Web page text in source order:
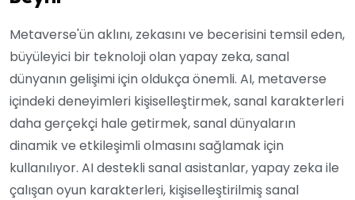
Metaverse'ün aklını, zekasını ve becerisini temsil eden,
büyüleyici bir teknoloji olan yapay zeka, sanal
dünyanın gelişimi için oldukça önemli. AI, metaverse
içindeki deneyimleri kişiselleştirmek, sanal karakterleri
daha gerçekçi hale getirmek, sanal dünyaların
dinamik ve etkileşimli olmasını sağlamak için
kullanılıyor. AI destekli sanal asistanlar, yapay zeka ile
çalışan oyun karakterleri, kişiselleştirilmiş sanal